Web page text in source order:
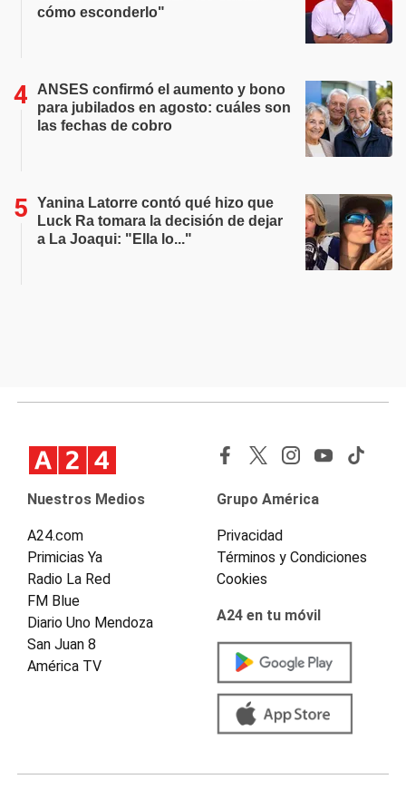
cómo esconderlo"
ANSES confirmó el aumento y bono
para jubilados en agosto: cuáles son
las fechas de cobro
Yanina Latorre contó qué hizo que
Luck Ra tomara la decisión de dejar
a La Joaqui: "Ella lo..."
Nuestros Medios
A24.com
Primicias Ya
Radio La Red
FM Blue
Diario Uno Mendoza
San Juan 8
América TV
Grupo América
Privacidad
Términos y Condiciones
Cookies
A24 en tu móvil